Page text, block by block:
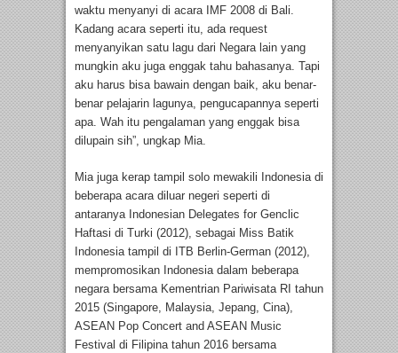
waktu menyanyi di acara IMF 2008 di Bali.
Kadang acara seperti itu, ada request
menyanyikan satu lagu dari Negara lain yang
mungkin aku juga enggak tahu bahasanya. Tapi
aku harus bisa bawain dengan baik, aku benar-
benar pelajarin lagunya, pengucapannya seperti
apa. Wah itu pengalaman yang enggak bisa
dilupain sih”, ungkap Mia.
Mia juga kerap tampil solo mewakili Indonesia di
beberapa acara diluar negeri seperti di
antaranya Indonesian Delegates for Genclic
Haftasi di Turki (2012), sebagai Miss Batik
Indonesia tampil di ITB Berlin-German (2012),
mempromosikan Indonesia dalam beberapa
negara bersama Kementrian Pariwisata RI tahun
2015 (Singapore, Malaysia, Jepang, Cina),
ASEAN Pop Concert and ASEAN Music
Festival di Filipina tahun 2016 bersama